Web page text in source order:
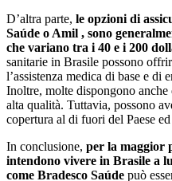
D’altra parte, le opzioni di
Saúde o Amil , sono
che variano tra i 40 e i 200
sanitarie in Brasile possono
l’assistenza medica di base e di
Inoltre, molte dispongono
alta qualità. Tuttavia, possono
copertura al di fuori del Paese
In conclusione, per la maggior
intendono vivere in Brasile a
come Bradesco Saúde può